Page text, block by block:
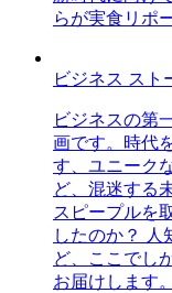
らが実食リポ
ビジネス スト
ビジネスの第
画です。時代
す、ユニーク
ど、混迷する
スピープルを
したのか？ 人
ど、ここでし
お届けします。